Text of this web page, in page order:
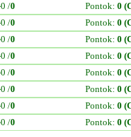
/0 Pontok: 0
/0 Pontok: 0
/0 Pontok: 0
/0 Pontok: 0
/0 Pontok: 0
/0 Pontok: 0
/0 Pontok: 0
/0 Pontok: 0